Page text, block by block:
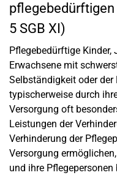
pflegebedürftigen
5 SGB XI)
Pflegebedürftige
Erwachsene mit
Selbständigkeit oder der
typischerweise durch
Versorgung oft
Leistungen der
Verhinderung der
Versorgung
und ihre